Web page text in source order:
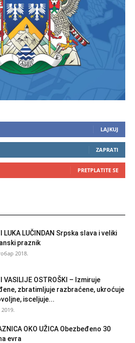
LAJKUJ
ZAPRATI
PRETPLATITE SE
LUKA LUČINDAN Srpska slava i veliki
praznik
2018.
VASILIJE OSTROŠKI – Izmiruje
zbratimljuje razbraćene, ukroćuje
isceljuje...
2019.
OKO UŽICA Obezbeđeno 30
evra